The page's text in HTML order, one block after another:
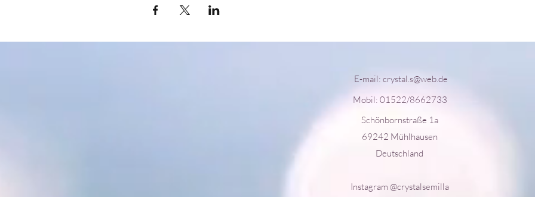
E-mail: crystal.s@web.de
Mobil: 01522/8662733
Schönbornstraße 1a
69242 Mühlhausen
Deutschland
Instagram @crystalsemilla